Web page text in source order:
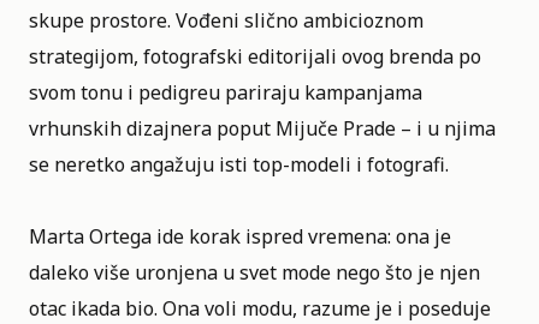
skupe prostore. Vođeni slično ambicioznom
strategijom, fotografski editorijali ovog brenda po
svom tonu i pedigreu pariraju kampanjama
vrhunskih dizajnera poput Mijuče Prade – i u njima
se neretko angažuju isti top-modeli i fotografi.
Marta Ortega ide korak ispred vremena: ona je
daleko više uronjena u svet mode nego što je njen
otac ikada bio. Ona voli modu, razume je i poseduje